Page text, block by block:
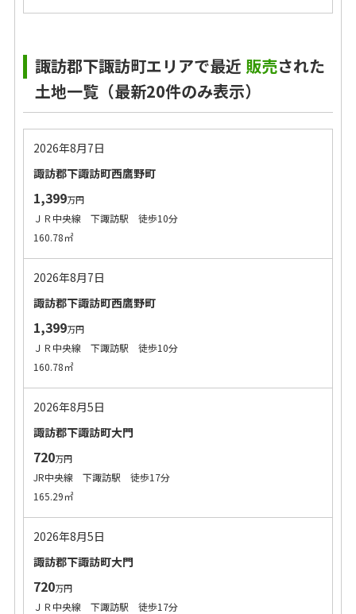
諏訪郡下諏訪町エリアで最近 販売された
土地一覧（最新20件のみ表示）
2026年8月7日
諏訪郡下諏訪町西鷹野町
1,399万円
ＪＲ中央線 下諏訪駅 徒歩10分
160.78㎡
2026年8月7日
諏訪郡下諏訪町西鷹野町
1,399万円
ＪＲ中央線 下諏訪駅 徒歩10分
160.78㎡
2026年8月5日
諏訪郡下諏訪町大門
720万円
JR中央線 下諏訪駅 徒歩17分
165.29㎡
2026年8月5日
諏訪郡下諏訪町大門
720万円
ＪＲ中央線 下諏訪駅 徒歩17分